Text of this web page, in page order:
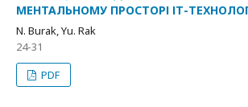
МЕНТАЛЬНОМУ ПРОСТОРІ ІТ-
N. Burak, Yu. Rak
24-31
PDF